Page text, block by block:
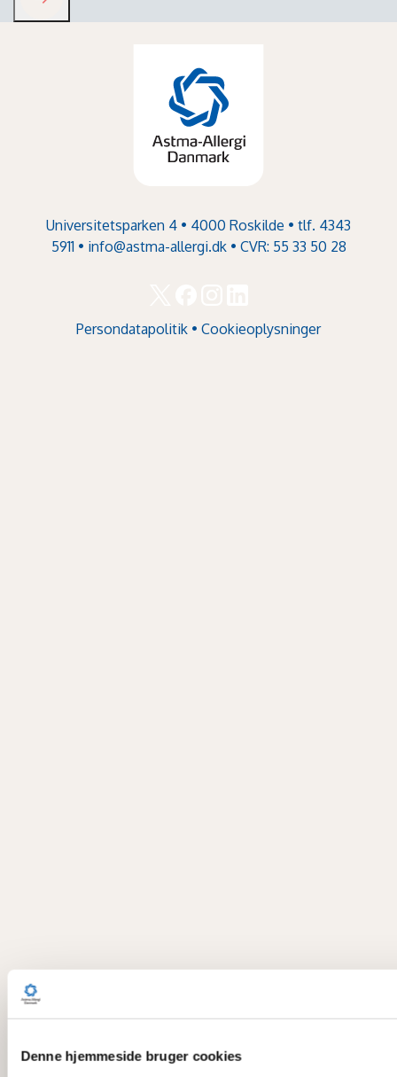
Denne hjemmeside bruger cookies
Universitetsparken 4 • 4000 Roskilde • tlf. 4343
5911 • info@astma-allergi.dk• CVR: 55 33 50 28
Persondatapolitik • Cookieoplysninger